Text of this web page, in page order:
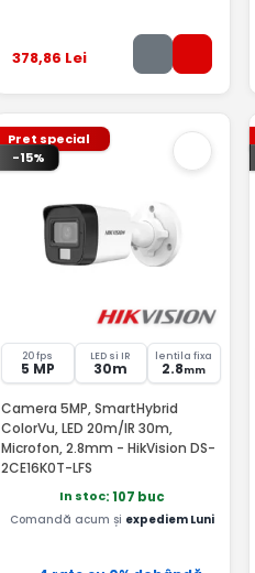
378,86 Lei
Pret special
-15%
20 fps
5 MP
LED si IR
30m
lentila fixa
2.8mm
Camera 5MP, SmartHybrid
ColorVu, LED 20m/IR 30m,
Microfon, 2.8mm - HikVision DS-
2CE16K0T-LFS
In stoc: 107 buc
Comandă acum și expediem Luni